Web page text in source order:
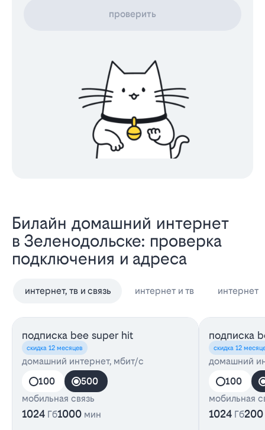
проверить
Билайн домашний интернет
в Зеленодольске: проверка
подключения и адреса
интернет, тв и связь интернет и тв интернет
подписка bee super hit
скидка 12 месяцев
домашний интернет, мбит/с
100
500
мобильная связь
1024 Гб1000 мин
подписка
скидка 12
домашний
100
мобильная
1024 Гб200